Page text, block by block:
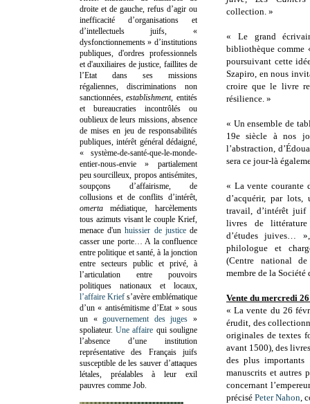
collection. »
« Le grand
bibliothèque comme
poursuivant cette
Szapiro, en nous
croire que le livre
résilience. »
« Un ensemble de
19e siècle à nos
l’abstraction,
sera ce jour-là
« La vente courante
d’acquérir, par lots,
travail, d’intérêt juif
livres de
d’études juives…
philologue et
(Centre national
membre de la
Vente du mercredi
« La vente du 26
érudit, des
originales de textes
avant 1500), des
des plus importants
manuscrits et autres
concernant
précisé Peter Nahon,
droite et de gauche, refus d’agir ou
inefficacité d’organisations et
d’intellectuels juifs, «
dysfonctionnements » d’institutions
publiques, d'ordres professionnels
et d'auxiliaires de justice, faillites de
l’Etat dans ses missions
régaliennes, discriminations non
sanctionnées,establishment, entités
et bureaucraties incontrôlés ou
oublieux de leurs missions, absence
de mises en jeu de responsabilités
publiques, intérêt général dédaigné,
« système-de-santé-que-le-monde-
entier-nous-envie » partialement
peu sourcilleux, propos antisémites,
soupçons d’affairisme, de
collusions et de conflits d’intérêt,
omertamédiatique, harcèlements
tous azimuts visant le couple Krief,
menace d'unhuissier de justicede
casser une porte… A la confluence
entre politique et santé, à la jonction
entre secteurs public et privé, à
l’articulation entre pouvoirs
politiques nationaux et locaux,
l’affaire Krief s’avère emblématique
d’un « antisémitisme d’Etat » sous
un «gouvernement des juges »
spoliateur.Une affaire qui souligne
l’absence d’une institution
représentative des Français juifs
susceptible de les sauver d’attaques
létales, préalables à leur exil
pauvres comme Job.